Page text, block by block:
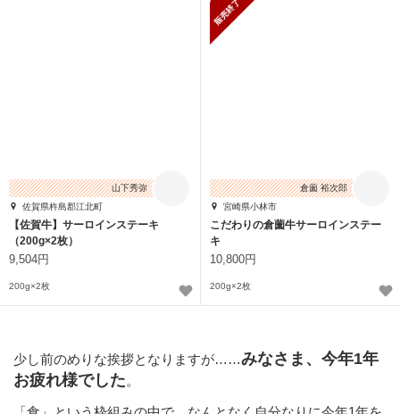
山下秀弥
佐賀県杵島郡江北町
【佐賀牛】サーロインステーキ
（200g×2枚）
9,504円
200g×2枚
倉薗 裕次郎
宮崎県小林市
こだわりの倉薗牛サーロインステー
キ
10,800円
200g×2枚
少し前のめりな挨拶となりますが……みなさま、今年1年
お疲れ様でした。